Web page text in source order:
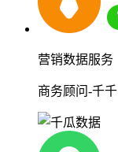
营销数据服务
商务顾问-千千